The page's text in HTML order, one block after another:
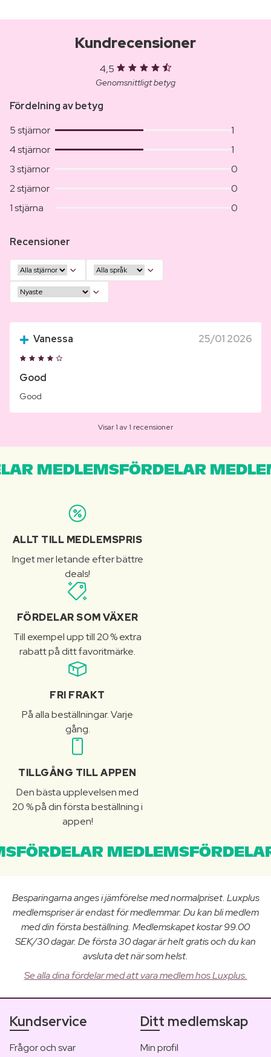
Kundrecensioner
4,5
Genomsnittligt betyg
Fördelning av betyg
5 stjärnor
1
4 stjärnor
1
3 stjärnor
0
2 stjärnor
0
1 stjärna
0
Recensioner
Vanessa 25/01 2026
Good
Good
Visar 1 av 1 recensioner
MEDLEMSFÖRDELAR
ALLT TILL MEDLEMSPRIS
Inget mer letande efter bättre
deals!
FÖRDELAR SOM VÄXER
Till exempel upp till 20 % extra
rabatt på ditt favoritmärke.
FRI FRAKT
På alla beställningar. Varje
gång.
TILLGÅNG TILL APPEN
Den bästa upplevelsen med
20 % på din första beställning i
appen!
Besparingarna anges i jämförelse med normalpriset. Luxplus
medlemspriser är endast för medlemmar. Du kan bli medlem
med din första beställning. Medlemskapet kostar 99.00
SEK/30 dagar. De första 30 dagar är helt gratis och du kan
avsluta det när som helst.
Se alla dina fördelar med att vara medlem hos Luxplus.
Kundservice
Frågor och svar
Ditt medlemskap
Min profil